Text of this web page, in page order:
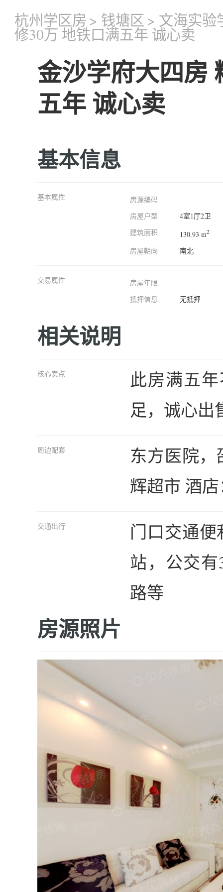
杭州学区房 > 钱塘区 > 文海实验
修30万 地铁口满五年 诚心卖
金沙学府大四房
五年 诚心卖
基本信息
基本属性
房源编码
房屋户型
4室1厅2卫
建筑面积
130.93 m2
房屋朝向 南北
交易属性
房屋年限
抵押信息
无抵押
相关说明
核心卖点
此房满五
足，诚心出
周边配套
东方医院
辉超市 酒
交通出行
门口交通
站，公交有
路等
房源照片